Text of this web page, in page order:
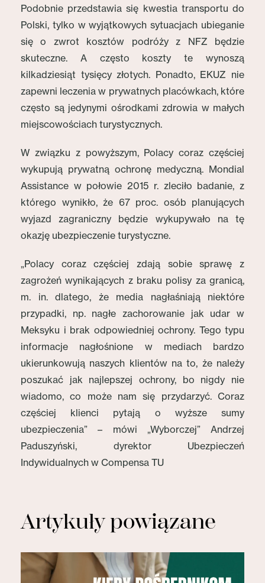
Podobnie przedstawia się kwestia transportu do
Polski, tylko w wyjątkowych sytuacjach ubieganie
się o zwrot kosztów podróży z NFZ będzie
skuteczne. A często koszty te wynoszą
kilkadziesiąt tysięcy złotych. Ponadto, EKUZ nie
zapewni leczenia w prywatnych placówkach, które
często są jedynymi ośrodkami zdrowia w małych
miejscowościach turystycznych.
W związku z powyższym, Polacy coraz częściej
wykupują prywatną ochronę medyczną. Mondial
Assistance w połowie 2015 r. zleciło badanie, z
którego wynikło, że 67 proc. osób planujących
wyjazd zagraniczny będzie wykupywało na tę
okazję ubezpieczenie turystyczne.
„Polacy coraz częściej zdają sobie sprawę z
zagrożeń wynikających z braku polisy za granicą,
m. in. dlatego, że media nagłaśniają niektóre
przypadki, np. nagłe zachorowanie jak udar w
Meksyku i brak odpowiedniej ochrony. Tego typu
informacje nagłośnione w mediach bardzo
ukierunkowują naszych klientów na to, że należy
poszukać jak najlepszej ochrony, bo nigdy nie
wiadomo, co może nam się przydarzyć. Coraz
częściej klienci pytają o wyższe sumy
ubezpieczenia” – mówi „Wyborczej” Andrzej
Paduszyński, dyrektor Ubezpieczeń
Indywidualnych w Compensa TU
Artykuły powiązane